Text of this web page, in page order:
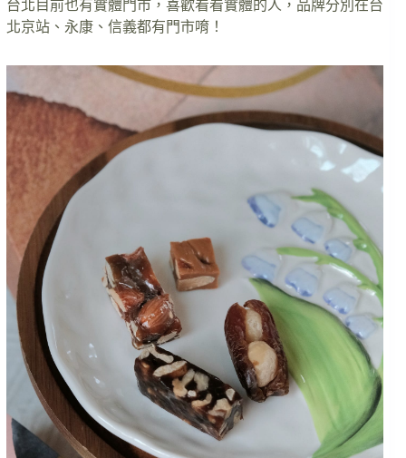
台北目前也有實體門市，喜歡看看實體的人，品牌分別在台
北京站、永康、信義都有門市唷！